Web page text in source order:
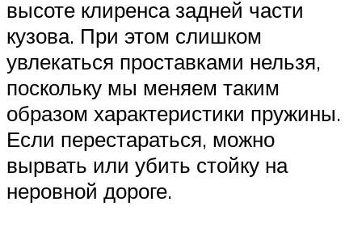
высоте клиренса задней части
кузова. При этом слишком
увлекаться проставками нельзя,
поскольку мы меняем таким
образом характеристики пружины.
Если перестараться, можно
вырвать или убить стойку на
неровной дороге.